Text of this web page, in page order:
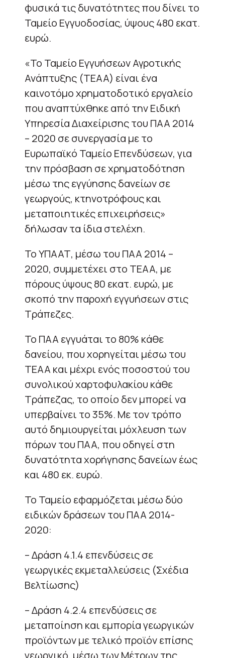
φυσικά τις δυνατότητες που δίνει το
Ταμείο Εγγυοδοσίας, ύψους 480 εκατ.
ευρώ.
«Το Ταμείο Εγγυήσεων Αγροτικής
Ανάπτυξης (ΤΕΑΑ) είναι ένα
καινοτόμο χρηματοδοτικό εργαλείο
που αναπτύχθηκε από την Ειδική
Υπηρεσία Διαχείρισης του ΠΑΑ 2014
– 2020 σε συνεργασία με το
Ευρωπαϊκό Ταμείο Επενδύσεων, για
την πρόσβαση σε χρηματοδότηση
μέσω της εγγύησης δανείων σε
γεωργούς, κτηνοτρόφους και
μεταποιητικές επιχειρήσεις»
δήλωσαν τα ίδια στελέχη.
Το ΥΠΑΑΤ, μέσω του ΠΑΑ 2014 –
2020, συμμετέχει στο ΤΕΑΑ, με
πόρους ύψους 80 εκατ. ευρώ, με
σκοπό την παροχή εγγυήσεων στις
Τράπεζες.
Το ΠΑΑ εγγυάται το 80% κάθε
δανείου, που χορηγείται μέσω του
ΤΕΑΑ και μέχρι ενός ποσοστού του
συνολικού χαρτοφυλακίου κάθε
Τράπεζας, το οποίο δεν μπορεί να
υπερβαίνει το 35%. Με τον τρόπο
αυτό δημιουργείται μόχλευση των
πόρων του ΠΑΑ, που οδηγεί στη
δυνατότητα χορήγησης δανείων έως
και 480 εκ. ευρώ.
Το Ταμείο εφαρμόζεται μέσω δύο
ειδικών δράσεων του ΠΑΑ 2014-
2020:
– Δράση 4.1.4 επενδύσεις σε
γεωργικές εκμεταλλεύσεις (Σχέδια
Βελτίωσης)
– Δράση 4.2.4 επενδύσεις σε
μεταποίηση και εμπορία γεωργικών
προϊόντων με τελικό προϊόν επίσης
γεωργικό, μέσω των Μέτρων της